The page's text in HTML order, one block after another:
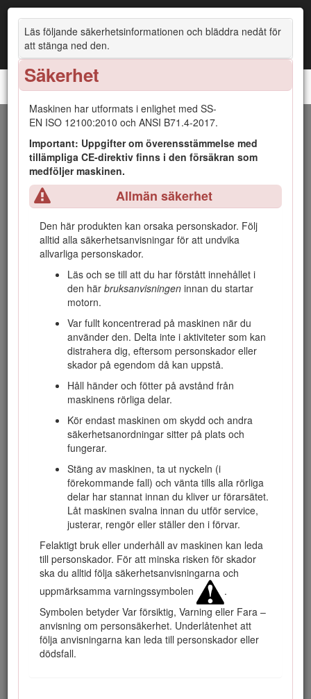
Läs följande säkerhetsinformationen och bläddra nedåt för
att stänga ned den.
Säkerhet
Maskinen har utformats i enlighet med SS-
EN ISO 12100:2010 och ANSI B71.4-2017.
Important: Uppgifter om överensstämmelse med
tillämpliga CE-direktiv finns i den försäkran som
medföljer maskinen.
Allmän säkerhet
Den här produkten kan orsaka personskador. Följ
alltid alla säkerhetsanvisningar för att undvika
allvarliga personskador.
Läs och se till att du har förstått innehållet i
den här bruksanvisningen innan du startar
motorn.
Var fullt koncentrerad på maskinen när du
använder den. Delta inte i aktiviteter som kan
distrahera dig, eftersom personskador eller
skador på egendom då kan uppstå.
Håll händer och fötter på avstånd från
maskinens rörliga delar.
Kör endast maskinen om skydd och andra
säkerhetsanordningar sitter på plats och
fungerar.
Stäng av maskinen, ta ut nyckeln (i
förekommande fall) och vänta tills alla rörliga
delar har stannat innan du kliver ur förarsätet.
Låt maskinen svalna innan du utför service,
justerar, rengör eller ställer den i förvar.
Felaktigt bruk eller underhåll av maskinen kan leda
till personskador. För att minska risken för skador
ska du alltid följa säkerhetsanvisningarna och
uppmärksamma varningssymbolen
.
Symbolen betyder Var försiktig, Varning eller Fara –
anvisning om personsäkerhet. Underlåtenhet att
följa anvisningarna kan leda till personskador eller
dödsfall.
GreensPro™ 1260-greenvält
Introduktion
Maskinen är en greenvält av åkmodell som är avsedd att
användas av yrkesförare som har anlitats för kommersiellt
arbete. Den är främst konstruerad för vältning av greener,
tennisbanor och andra fina gräsytor som parkgräsmattor,
anläggningar. Det kan medföra fara för dig och kringstående
om maskinen används i andra syften än vad som avsetts.
och underhålla produkten på rätt sätt och för att undvika
person- och produktskador. Du är ansvarig för att produkten
används på ett korrekt och säkert sätt.
Besök www.Toro.com om du behöver utbildningsmaterial för
säkerhet och drift, information om tillbehör, hjälp med att
hitta en återförsäljare eller om du vill registrera din produkt.
kundservice och ha produktens modell- och artikelnummer
till hands om du har behov av service, Toro-originaldelar
eller ytterligare information. Figur1visar var på produkten
modell- och serienumren sitter. Skriv in numren i det tomma
Figur 1
Här finns modell- och serienumren
I den här bruksanvisningen anges potentiella risker och alla